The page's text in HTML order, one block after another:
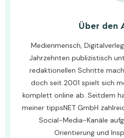
Über den
Medienmensch,
Jahrzehnten publizistisch
redaktionellen Schritte
doch seit 2001 spielt sich
komplett online ab. Seitdem
meiner tippsNET GmbH
Social-Media-Kanäle
Orientierung und